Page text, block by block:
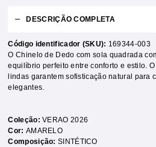
DESCRIÇÃO COMPLETA
Código identificador (SKU): 169344-003
O Chinelo de Dedo com sola quadrada
equilíbrio perfeito entre conforto e estilo.
lindas garantem sofisticação natural para
elegantes.
Coleção:VERAO 2026
Cor: AMARELO
Composição:SINTÉTICO